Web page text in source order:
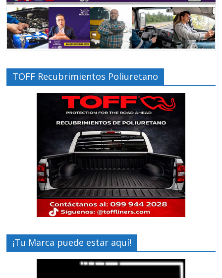
TOFF Recubrimientos Poliuretano
¡Tu Marca puede estar aquí!